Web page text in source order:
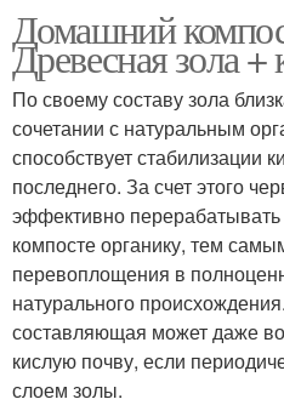
Домашний
Древесная зола +
По своему составу зола
сочетании с натуральным
способствует стабилизации
последнего. За счет этого
эффективно
компосте органику, тем
перевоплощения в
натурального
составляющая может даже
кислую почву, если
слоем золы.